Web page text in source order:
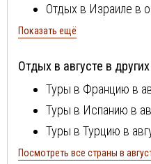
Отдых в Израиле в
Отдых в Израиле в
Отдых в Израиле в
Отдых в Израиле в
Отдых в Израиле в
Отдых в Израиле в
Отдых в Израиле в
Показать ещё
Отдых в августе в
Туры в Францию в
Туры в Испанию в
Туры в Турцию в
Туры в Болгарию в
Посмотреть все страны в